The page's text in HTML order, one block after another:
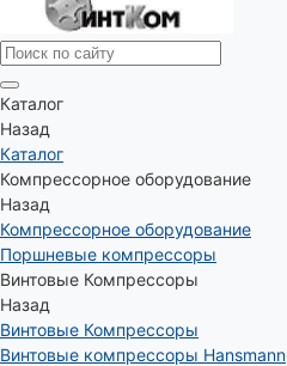
Каталог
Назад
Каталог
Компрессорное оборудование
Назад
Компрессорное оборудование
Поршневые компрессоры
Винтовые Компрессоры
Назад
Винтовые Компрессоры
Винтовые компрессоры Hansmann